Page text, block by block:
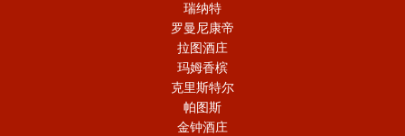
瑞纳特
罗曼尼康帝
拉图酒庄
玛姆香槟
克里斯特尔
帕图斯
金钟酒庄